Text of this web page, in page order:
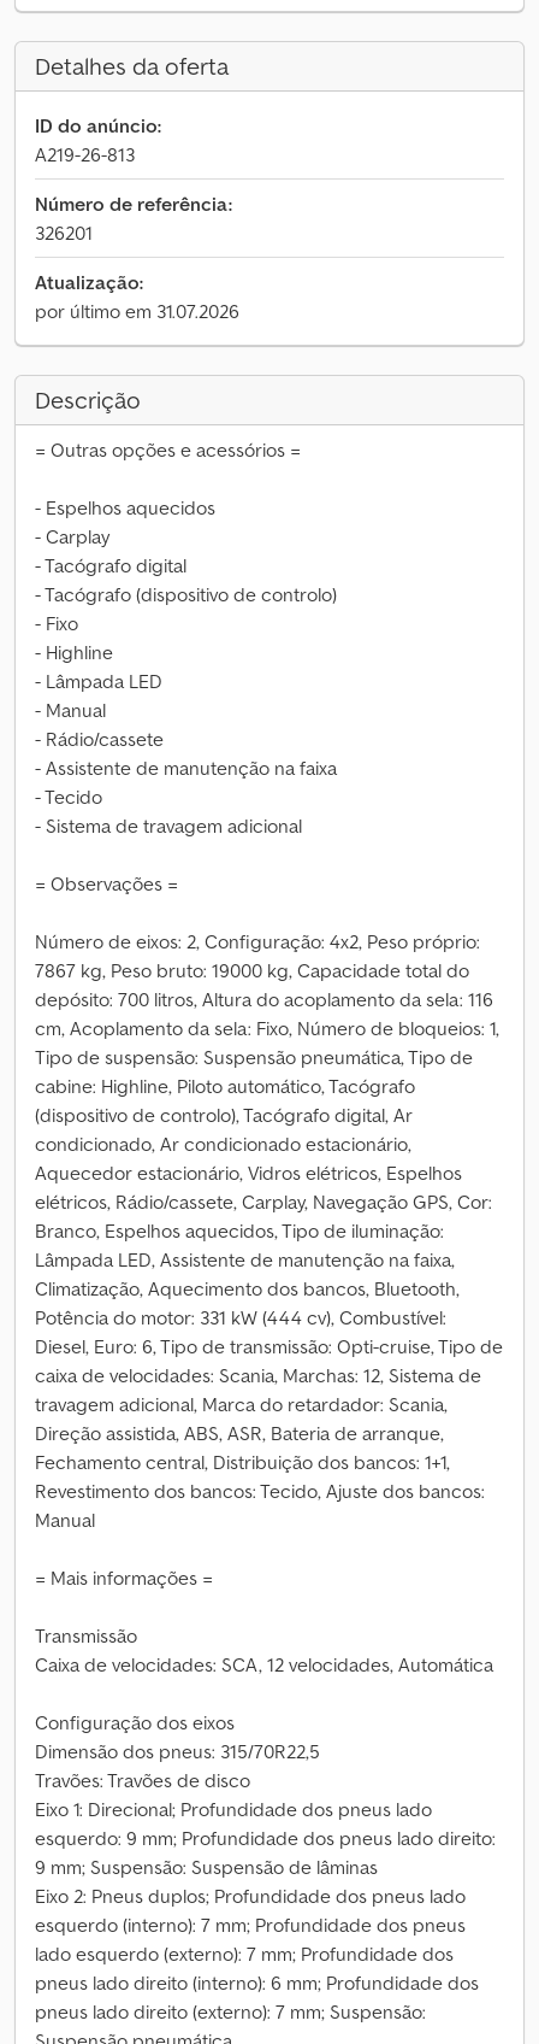
Detalhes da oferta
ID do anúncio:
A219-26-813
Número de referência:
326201
Atualização:
por último em 31.07.2026
Descrição
= Outras opções e acessórios =
- Espelhos aquecidos
- Carplay
- Tacógrafo digital
- Tacógrafo (dispositivo de controlo)
- Fixo
- Highline
- Lâmpada LED
- Manual
- Rádio/cassete
- Assistente de manutenção na faixa
- Tecido
- Sistema de travagem adicional
= Observações =
Número de eixos: 2, Configuração: 4x2, Peso próprio:
7867 kg, Peso bruto: 19000 kg, Capacidade total do
depósito: 700 litros, Altura do acoplamento da sela: 116
cm, Acoplamento da sela: Fixo, Número de bloqueios: 1,
Tipo de suspensão: Suspensão pneumática, Tipo de
cabine: Highline, Piloto automático, Tacógrafo
(dispositivo de controlo), Tacógrafo digital, Ar
condicionado, Ar condicionado estacionário,
Aquecedor estacionário, Vidros elétricos, Espelhos
elétricos, Rádio/cassete, Carplay, Navegação GPS, Cor:
Branco, Espelhos aquecidos, Tipo de iluminação:
Lâmpada LED, Assistente de manutenção na faixa,
Climatização, Aquecimento dos bancos, Bluetooth,
Potência do motor: 331 kW (444 cv), Combustível:
Diesel, Euro: 6, Tipo de transmissão: Opti-cruise, Tipo de
caixa de velocidades: Scania, Marchas: 12, Sistema de
travagem adicional, Marca do retardador: Scania,
Direção assistida, ABS, ASR, Bateria de arranque,
Fechamento central, Distribuição dos bancos: 1+1,
Revestimento dos bancos: Tecido, Ajuste dos bancos:
Manual
= Mais informações =
Transmissão
Caixa de velocidades: SCA, 12 velocidades, Automática
Configuração dos eixos
Dimensão dos pneus: 315/70R22,5
Travões: Travões de disco
Eixo 1: Direcional; Profundidade dos pneus lado
esquerdo: 9 mm; Profundidade dos pneus lado direito:
9 mm; Suspensão: Suspensão de lâminas
Eixo 2: Pneus duplos; Profundidade dos pneus lado
esquerdo (interno): 7 mm; Profundidade dos pneus
lado esquerdo (externo): 7 mm; Profundidade dos
pneus lado direito (interno): 6 mm; Profundidade dos
pneus lado direito (externo): 7 mm; Suspensão: